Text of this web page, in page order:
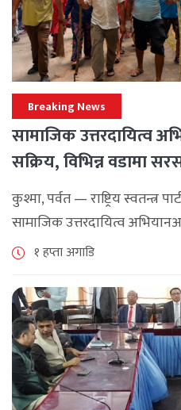
Breaking News
सामाजिक उत्तरदायित्व
सक्रिय, विभिन्न वडामा
कार्यक्रम
कुश्मा, पर्वत — राष्ट्रिय स्वतन्त्र
सामाजिक उत्तरदायित्व
समुदाय केन्द्रित र सेवामूलक
१ हप्ता अगाडि